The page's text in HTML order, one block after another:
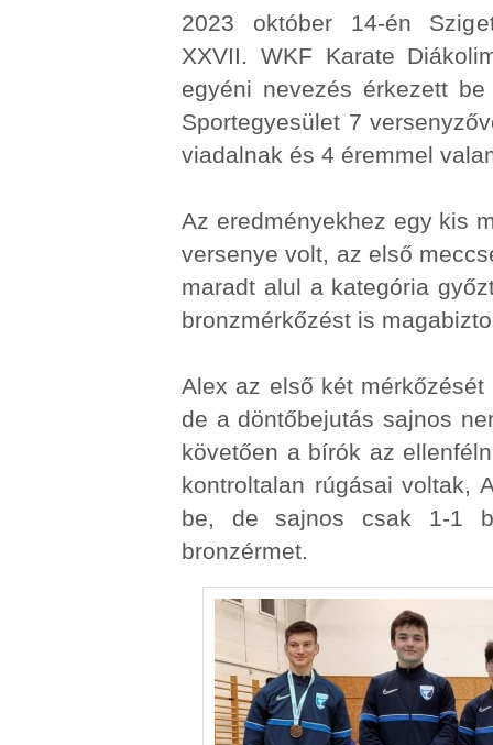
2023 október 14-én
XXVII. WKF Karate
egyéni nevezés érkezett
Sportegyesület 7
viadalnak és 4 éremmel
Az eredményekhez egy kis
versenye volt, az első
maradt alul a kategória
bronzmérkőzést is
Alex az első két
de a döntőbejutás sajnos
követően a bírók az
kontroltalan rúgásai voltak,
be, de sajnos csak 1-1
bronzérmet.